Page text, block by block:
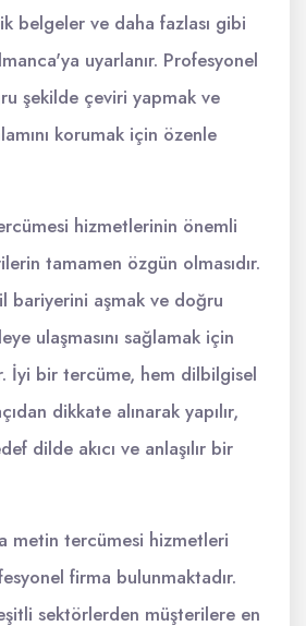
belgeler ve daha fazlası gibi
uyarlanır. Profesyonel
şekilde çeviri yapmak ve
korumak için özenle
hizmetlerinin önemli
tamamen özgün olmasıdır.
bariyerini aşmak ve doğru
ulaşmasını sağlamak için
İyi bir tercüme, hem dilbilgisel
dikkate alınarak yapılır,
dilde akıcı ve anlaşılır bir
metin tercümesi hizmetleri
firma bulunmaktadır.
sektörlerden müşterilere en